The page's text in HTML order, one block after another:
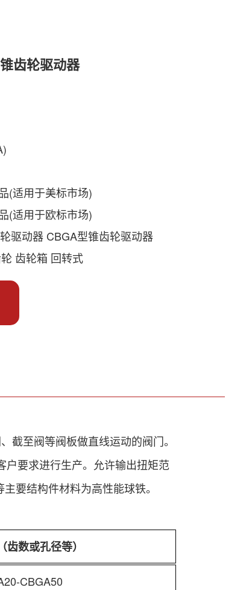
齿轮驱动器
(适用于美标市场)
(适用于欧标市场)
驱动器 CBGA型锥齿轮驱动器
齿轮箱 回转式
至阀等阀板做直线运动的阀门。
户要求进行生产。允许输出扭矩范
要结构件材料为高性能球铁。
齿数或孔径等）
CBGA50